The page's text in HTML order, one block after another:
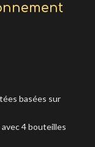
basées sur
4 bouteilles